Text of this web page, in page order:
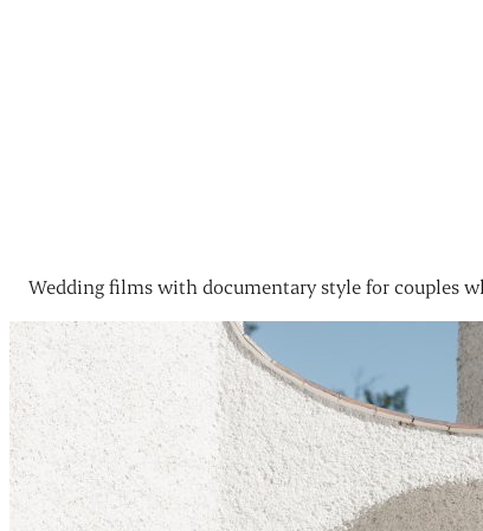
Wedding films with documentary style for couples